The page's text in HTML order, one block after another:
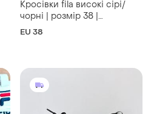
Кросівки fila високі сірі/
чорні | розмір 38 |
ідеальний стан
EU 38